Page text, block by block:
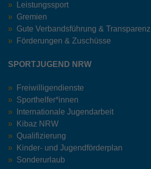
Leistungssport
Gremien
Gute Verbandsführung & Transparenz
Förderungen & Zuschüsse
SPORTJUGEND NRW
Freiwilligendienste
Sporthelfer*innen
Internationale Jugendarbeit
Kibaz NRW
Qualifizierung
Kinder- und Jugendförderplan
Sonderurlaub